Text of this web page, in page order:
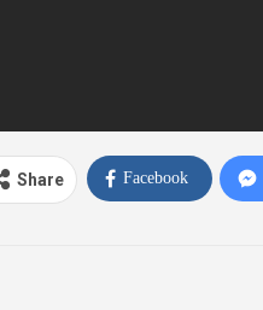
Share Facebook